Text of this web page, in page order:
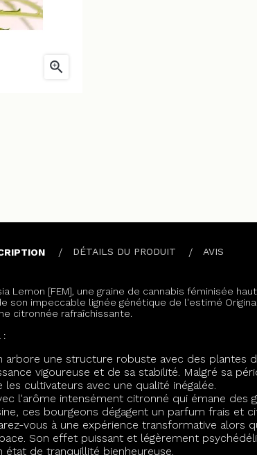

DÉTAILS DU PRODUIT AVIS
Lemon [FEM], une graine de cannabis féminisée
impeccable lignée génétique de l'estimé
citronnée rafraîchissante.
:
une structure robuste avec des plantes
vigoureuse et de sa stabilité. Malgré sa
cultivateurs avec une qualité inégalée.
l'arôme intensément citronné qui émane des
ces bourgeons dégagent un parfum frais et
vous à une expérience transformative alors
Son effet puissant et légèrement
de tranquillité bienheureuse.